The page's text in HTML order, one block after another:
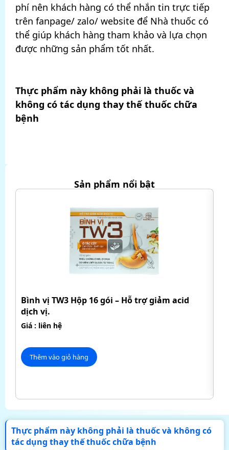
phí nên khách hàng có thể nhắn tin trực tiếp
trên fanpage/ zalo/ website để Nhà thuốc có
thể giúp khách hàng tham khảo và lựa chọn
được những sản phẩm tốt nhất.
Thực phẩm này không phải là thuốc và
không có tác dụng thay thế thuốc chữa
bệnh
Sản phẩm nổi bật
Bình vị TW3 Hộp 16 gói – Hỗ trợ giảm acid
dịch vị.
Giá : liên hệ
Thêm vào giỏ hàng
Thực phẩm này không phải là thuốc và không có
tác dụng thay thế thuốc chữa bệnh